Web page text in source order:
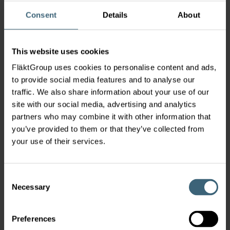
Consent Details About
This website uses cookies
FläktGroup uses cookies to personalise content and ads,
to provide social media features and to analyse our
traffic. We also share information about your use of our
site with our social media, advertising and analytics
partners who may combine it with other information that
you’ve provided to them or that they’ve collected from
your use of their services.
Selection
Necessary
Preferences
mahdolliset toimintaolosuhteet pitämällä lämpötilan
säädetyllä tasolla +-0,1 asteen tarkkuudella.
Tarpeenmukaiseen ilmanvaihtoon suunnitellulla Optivent®
olosuhteet koko ilmavirta-alueella eikä toiminta häiriinny
mahdollisista huonepölyistä, joten se soveltuu täydellisesti
myös vaativiin ympäristöihin, kuten potilashuoneisiin.
Ultraäänitekniikkaan perustuva ilmavirran mittaus ei
aiheuta painehäviöitä. Laite on meluton ja toimintavarma.
FläktGroupin koneet ovat hygieniasertifioituja. Järjestelmät
sertifikaatin.
läpi kaiken. Päätelaitteemme on mahdollista pinnoittaa